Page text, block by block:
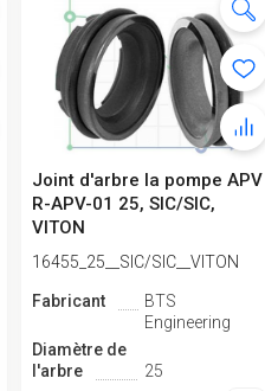
Joint d'arbre la pompe APV
R-APV-01 25, SIC/SIC,
VITON
16455_25__SIC/SIC__VITON
Fabricant
BTS
Engineering
Diamètre de
l'arbre
25